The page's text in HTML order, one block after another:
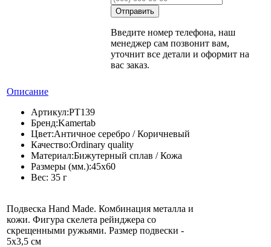
Введите номер телефона, наш
менеджер сам позвонит вам,
уточнит все детали и оформит на
вас заказ.
Описание
Артикул:PT139
Бренд:Kamertab
Цвет:Античное серебро / Коричневый
Качество:Ordinary quality
Материал:Бижутерный сплав / Кожа
Размеры (мм.):45х60
Вес: 35 г
Подвеска Hand Made. Комбинация металла и
кожи. Фигура скелета рейнджера со
скрещенными ружьями. Размер подвески -
5х3,5 см